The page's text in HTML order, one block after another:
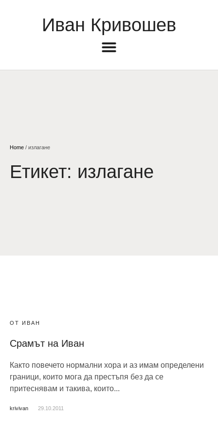
Иван Кривошев
Home / излагане
Етикет: излагане
ОТ ИВАН
Срамът на Иван
Както повечето нормални хора и аз имам определени
граници, които мога да престъпя без да се
притеснявам и такива, които...
krivivan 29.10.2011